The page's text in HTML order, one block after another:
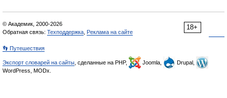
18+
© Академик, 2000-2026
Обратная связь: Техподдержка Реклама на сайте
👣 Путешествия
Экспорт словарей на сайты , сделанные на PHP, Joomla,
Drupal,
WordPress, MODx.